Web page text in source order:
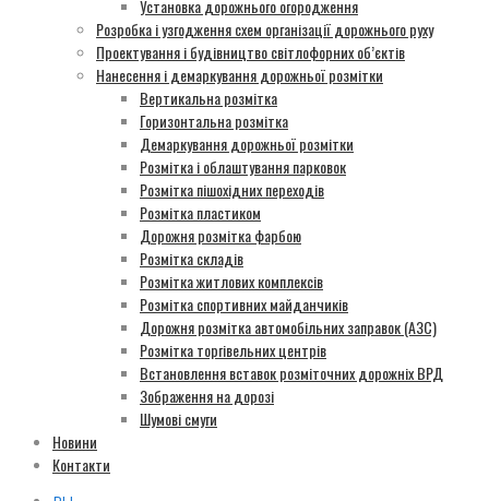
Установка дорожнього огородження
Розробка і узгодження схем організації дорожнього руху
Проектування і будівництво світлофорних об’єктів
Нанесення і демаркування дорожньої розмітки
Вертикальна розмітка
Горизонтальна розмітка
Демаркування дорожньої розмітки
Розмітка і облаштування парковок
Розмітка пішохідних переходів
Розмітка пластиком
Дорожня розмітка фарбою
Розмітка складів
Розмітка житлових комплексів
Розмітка спортивних майданчиків
Дорожня розмітка автомобільних заправок (АЗС)
Розмітка торгівельних центрів
Встановлення вставок розміточних дорожніх ВРД
Зображення на дорозі
Шумові смуги
Новини
Контакти